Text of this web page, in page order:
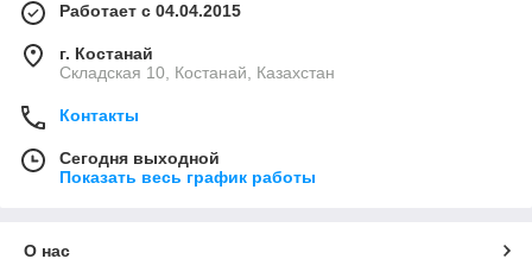
Работает с 04.04.2015
г. Костанай
Складская 10, Костанай, Казахстан
Контакты
Сегодня выходной
Показать весь график работы
О нас